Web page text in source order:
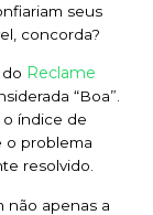
seus
concorda?
Reclame
“Boa”.
o índice de
o problema
resolvido.
não apenas a